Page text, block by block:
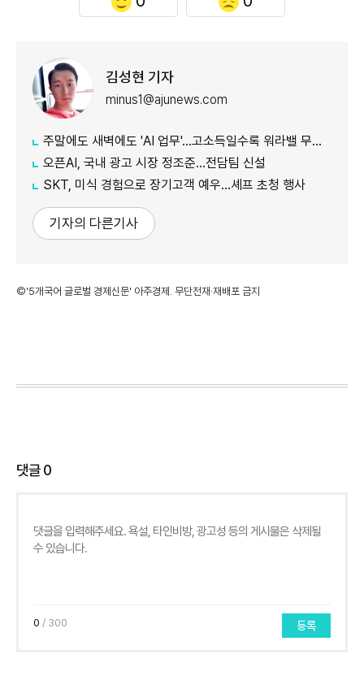
김성현 기자
minus1@ajunews.com
주말에도 새벽에도 'AI 업무'…고소득일수록 워라밸 무너졌다
오픈AI, 국내 광고 시장 정조준…전담팀 신설
SKT, 미식 경험으로 장기고객 예우…셰프 초청 행사
기자의 다른기사
©'5개국어 글로벌 경제신문' 아주경제. 무단전재·재배포 금지
댓글0
0 / 300 등록